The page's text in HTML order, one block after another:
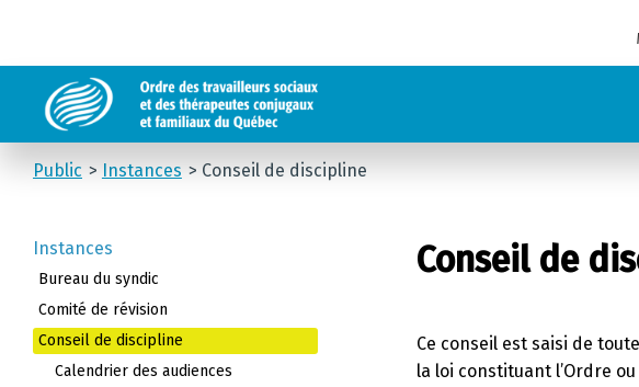
Public Instances Conseil de discipline
Conseil de
Ce conseil est saisi de
la loi constituant l’Ordre
Instances
Bureau du syndic
Comité de révision
Conseil de discipline
Calendrier des audiences